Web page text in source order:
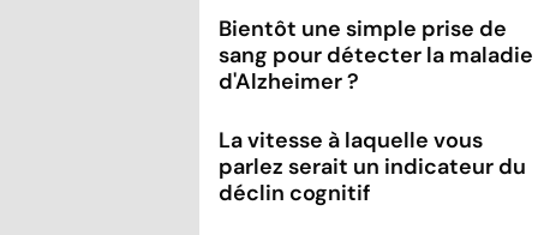
Bientôt une simple prise de
sang pour détecter la maladie
d'Alzheimer ?
La vitesse à laquelle vous
parlez serait un indicateur du
déclin cognitif